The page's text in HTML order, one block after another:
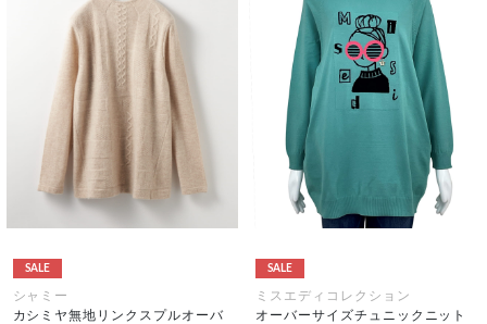
SALE
シャミー
カシミヤ無地リンクスプルオーバ
SALE
ミスエディコレクション
オーバーサイズチュニックニット